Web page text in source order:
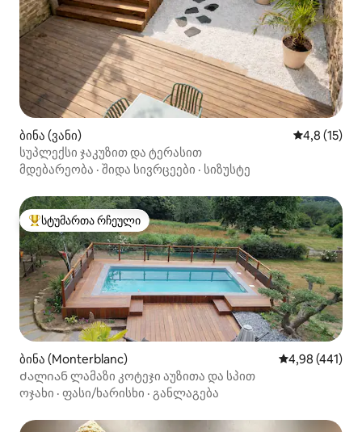
ბინა (ვანი) საშუალო
4,8 (15)
სუპლექსი ჯაკუზით და ტერასით
მდებარეობა · შიდა სივრცეები · სიზუსტე
სტუმართა რჩეული მოწინავე ვარიანტი
სტუმართა რჩეული
ბინა (Monterblanc) საშუალო
4,98 (441)
Ძალიან ლამაზი კოტეჯი აუზითა და სპით
ოჯახი · ფასი/ხარისხი · განლაგება